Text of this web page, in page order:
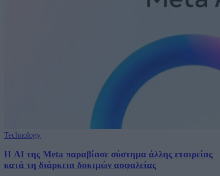
Technology
Η AI της Meta παραβίασε σύστημα άλλης εταιρείας
κατά τη διάρκεια δοκιμών ασφαλείας